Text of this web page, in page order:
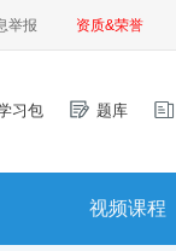
举报 资质&荣誉
习包 题库
视频课程